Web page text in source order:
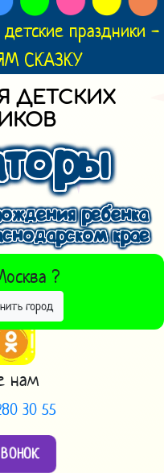
праздники -
СКАЗКУ
ДЕТСКИХ
ребенка
крае
?
город
ГОРОД
нам
30 55